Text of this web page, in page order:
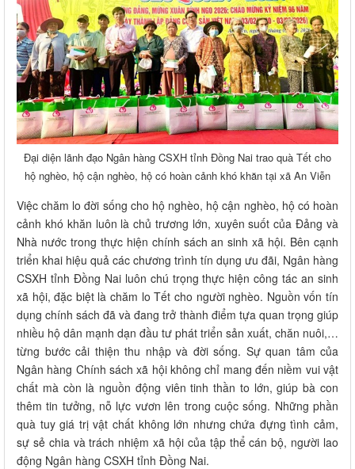
Đại diện lãnh đạo Ngân hàng CSXH tỉnh Đồng Nai trao quà Tết cho
hộ nghèo, hộ cận nghèo, hộ có hoàn cảnh khó khăn tại xã An Viễn
Việc chăm lo đời sống cho hộ nghèo, hộ cận nghèo, hộ có hoàn
cảnh khó khăn luôn là chủ trương lớn, xuyên suốt của Đảng và
Nhà nước trong thực hiện chính sách an sinh xã hội. Bên cạnh
triển khai hiệu quả các chương trình tín dụng ưu đãi, Ngân hàng
CSXH tỉnh Đồng Nai luôn chú trọng thực hiện công tác an sinh
xã hội, đặc biệt là chăm lo Tết cho người nghèo. Nguồn vốn tín
dụng chính sách đã và đang trở thành điểm tựa quan trọng giúp
nhiều hộ dân mạnh dạn đầu tư phát triển sản xuất, chăn nuôi,…
từng bước cải thiện thu nhập và đời sống. Sự quan tâm của
Ngân hàng Chính sách xã hội không chỉ mang đến niềm vui vật
chất mà còn là nguồn động viên tinh thần to lớn, giúp bà con
thêm tin tưởng, nỗ lực vươn lên trong cuộc sống. Những phần
quà tuy giá trị vật chất không lớn nhưng chứa đựng tình cảm,
sự sẻ chia và trách nhiệm xã hội của tập thể cán bộ, người lao
động Ngân hàng CSXH tỉnh Đồng Nai.